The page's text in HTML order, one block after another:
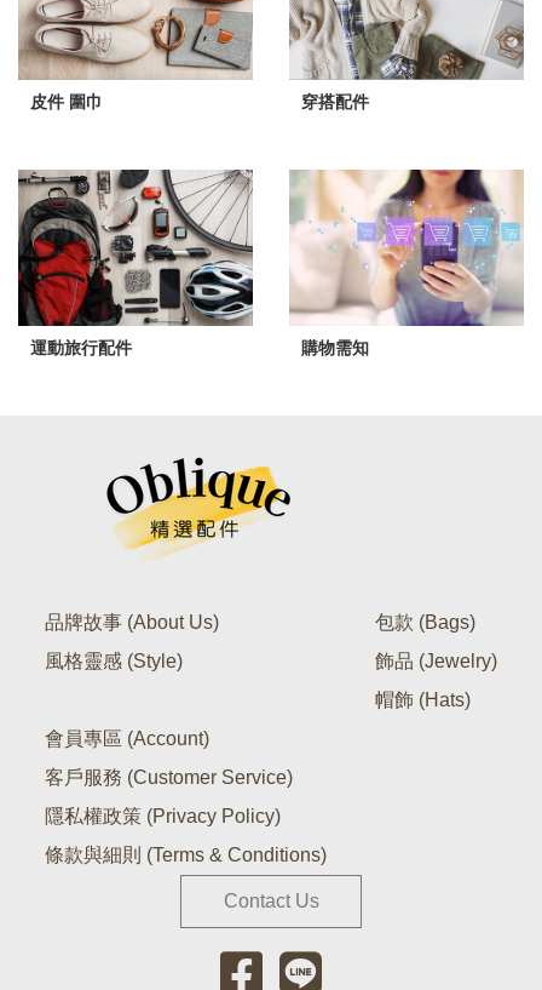
皮件 圍巾 穿搭配件
運動旅行配件 購物需知
品牌故事 (About Us)
風格靈感 (Style)
包款 (Bags)
飾品 (Jewelry)
帽飾 (Hats)
會員專區 (Account)
客戶服務 (Customer Service)
隱私權政策 (Privacy Policy)
條款與細則 (Terms & Conditions)
Contact Us